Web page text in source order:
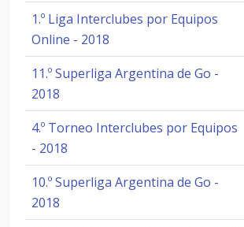
1.º Liga Interclubes por Equipos
Online - 2018
11.º Superliga Argentina de Go -
2018
4.º Torneo Interclubes por Equipos
- 2018
10.º Superliga Argentina de Go -
2018